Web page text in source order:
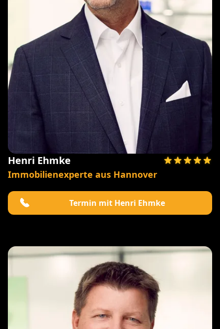
Henri Ehmke
Immobilienexperte aus Hannover
Termin mit Henri Ehmke